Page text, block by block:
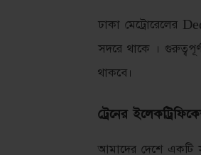
ঢাকা মেট্রোরেলের
সদরে থাকে ।
থাকবে।
ট্রেনের
আমাদের দেশে একটি